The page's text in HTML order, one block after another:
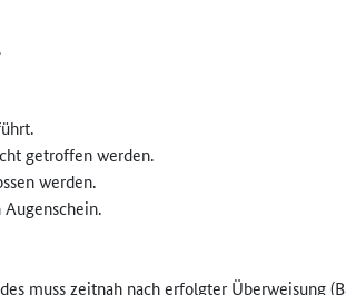
getroffen werden.
werden.
muss zeitnah nach erfolgter Überweisung